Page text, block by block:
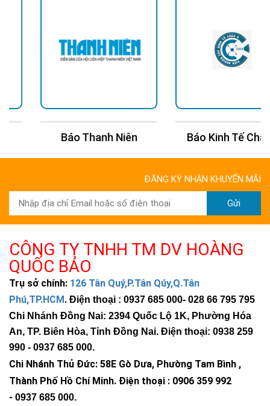
Báo Thanh Niên Báo Kinh Tế Châu Á
ĐĂNG KÝ NHẬN KHUYẾN MÃI
Gửi
CÔNG TY TNHH TM DV HOÀNG
QUỐC BẢO
Trụ sở chính: 126 Tân Quý,P.Tân Qúy,Q.Tân
Phú,TP.HCM . Điện thoại : 0937 685 000- 028 66 795 795
Chi Nhánh Đồng Nai: 2394 Quốc Lộ 1K, Phường Hóa
An, TP. Biên Hòa, Tỉnh Đồng Nai. Điện thoại: 0938 259
990 - 0937 685 000.
Chi Nhánh Thủ Đức: 58E Gò Dưa, Phường Tam Bình ,
Thành Phố Hồ Chí Minh. Điện thoại : 0906 359 992
- 0937 685 000.